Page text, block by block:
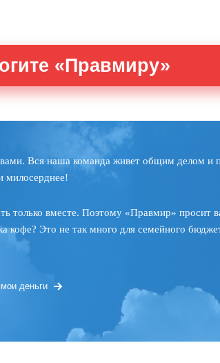
«Правмиру»
Вся наша команда живет общим делом и
милосерднее!
только вместе. Поэтому «Правмир» просит
кофе? Это не так много для семейного
деньги